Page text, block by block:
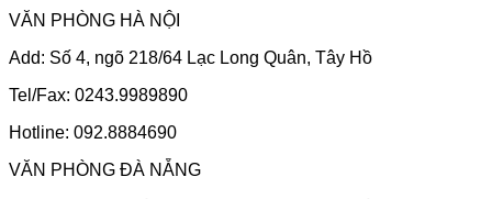
VĂN PHÒNG HÀ NỘI
Add: Số 4, ngõ 218/64 Lạc Long Quân, Tây Hồ
Tel/Fax: 0243.9989890
Hotline: 092.8884690
VĂN PHÒNG ĐÀ NẴNG